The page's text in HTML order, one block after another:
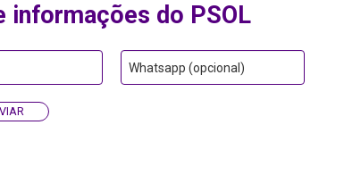
informações do PSOL
Whatsapp (opcional)